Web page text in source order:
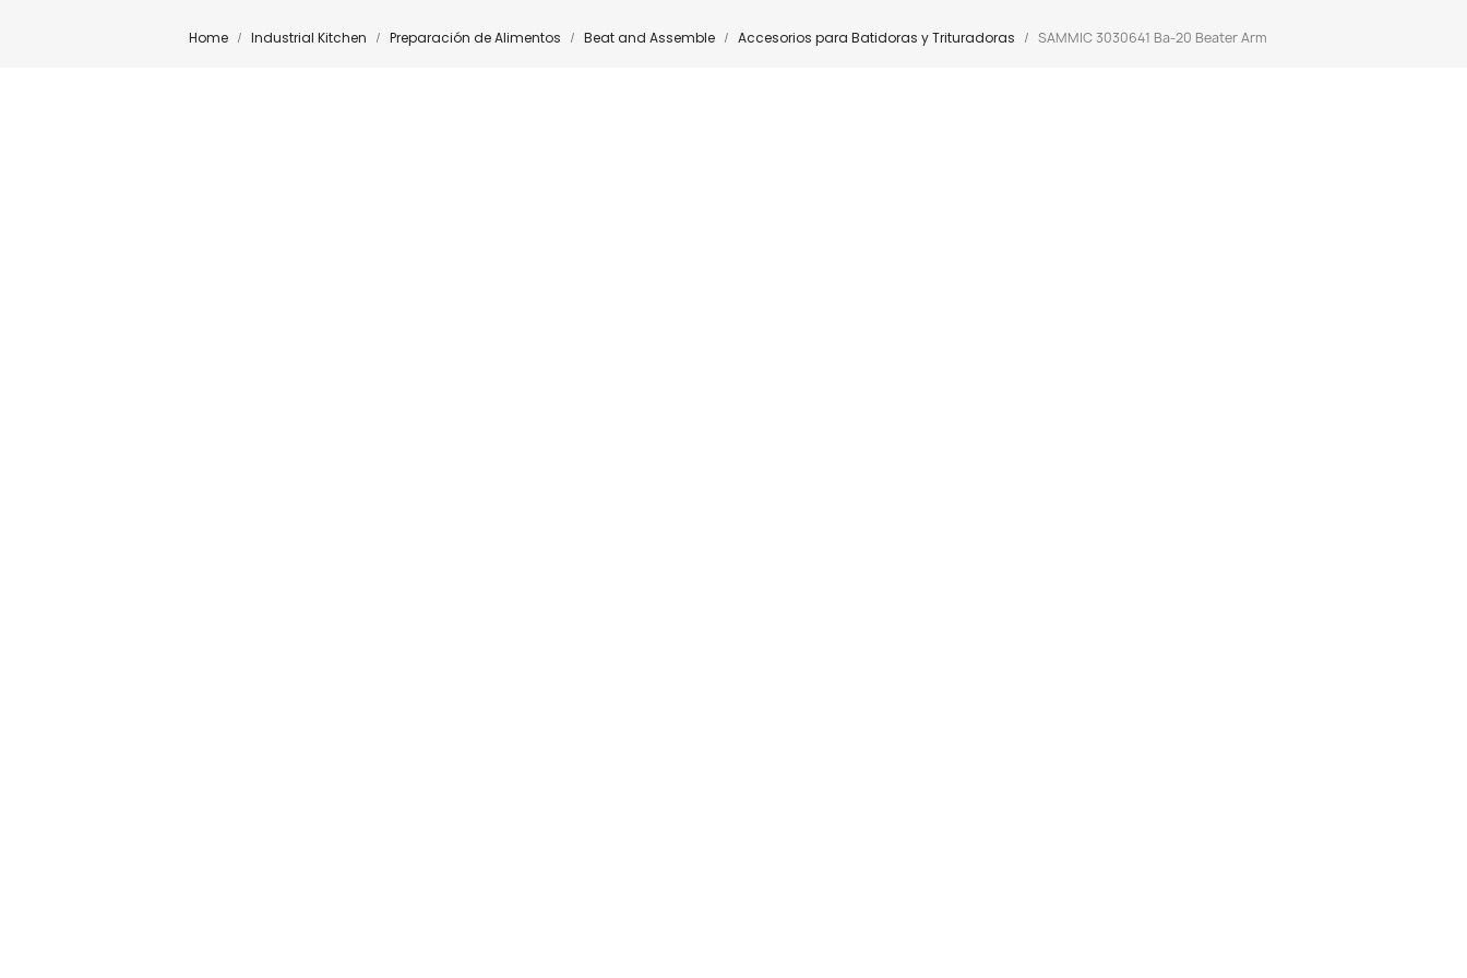
Home Industrial Kitchen Preparación de Alimentos Beat and Assemble Accesorios para Batidoras y Trituradoras SAMMIC 3030641 Ba-20 Beater Arm